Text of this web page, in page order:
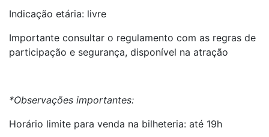
Indicação etária: livre
Importante consultar o regulamento com as regras de
participação e segurança, disponível na atração
*Observações importantes:
Horário limite para venda na bilheteria: até 19h